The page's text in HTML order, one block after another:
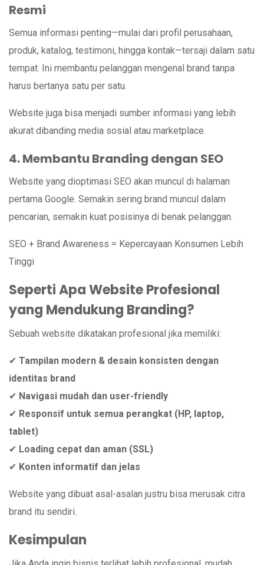
Resmi
Semua informasi penting—mulai dari profil perusahaan,
produk, katalog, testimoni, hingga kontak—tersaji dalam satu
tempat. Ini membantu pelanggan mengenal brand tanpa
harus bertanya satu per satu.
Website juga bisa menjadi sumber informasi yang lebih
akurat dibanding media sosial atau marketplace.
4. Membantu Branding dengan SEO
Website yang dioptimasi SEO akan muncul di halaman
pertama Google. Semakin sering brand muncul dalam
pencarian, semakin kuat posisinya di benak pelanggan.
SEO + Brand Awareness = Kepercayaan Konsumen Lebih
Tinggi
Seperti Apa Website Profesional
yang Mendukung Branding?
Sebuah website dikatakan profesional jika memiliki:
✔ Tampilan modern & desain konsisten dengan
identitas brand
✔ Navigasi mudah dan user-friendly
✔ Responsif untuk semua perangkat (HP, laptop,
tablet)
✔ Loading cepat dan aman (SSL)
✔ Konten informatif dan jelas
Website yang dibuat asal-asalan justru bisa merusak citra
brand itu sendiri.
Kesimpulan